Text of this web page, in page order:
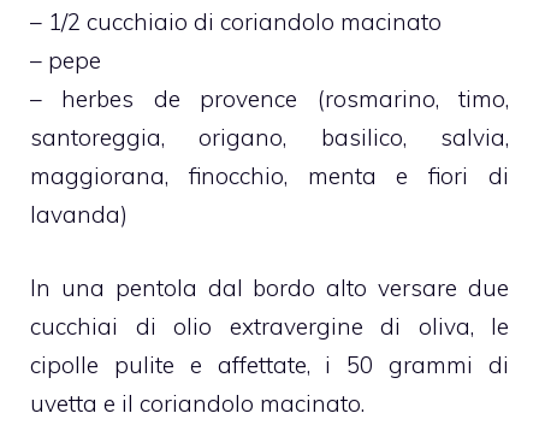
– 1/2 cucchiaio di coriandolo macinato
– pepe
– herbes de provence (rosmarino, timo,
santoreggia, origano, basilico, salvia,
maggiorana, finocchio, menta e fiori di
lavanda)
In una pentola dal bordo alto versare due
cucchiai di olio extravergine di oliva, le
cipolle pulite e affettate, i 50 grammi di
uvetta e il coriandolo macinato.